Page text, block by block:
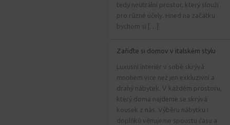
tedy neutrální prostor, který slouží
pro různé účely. Hned na začátku
bychom si […]
Zařiďte si domov v italském stylu
Luxusní interiér v sobě skrývá
mnohem více než jen exkluzivní a
drahý nábytek. V každém prostoru,
který doma najdeme se skrývá
kousek z nás. Výběru nábytku i
doplňků věnujeme spoustu času a